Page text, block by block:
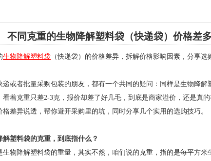
不同克重的生物降解塑料袋（快递袋）价格差
生物降解塑料袋 （快递袋）的价格差异，拆解价格影响因素，分享
递或者批量采购包装的朋友，都有一个共同的疑问：同样是生物降
看着克重只差2-3克，报价却差了好几毛，到底是商家溢价，还是真
差异说透，帮你避开采购里的坑，同时分享几个实用的选购技巧。
塑料袋的克重，到底指什么？
生物降解塑料袋的重量，其实不然，咱们说的克重，指的是每平方